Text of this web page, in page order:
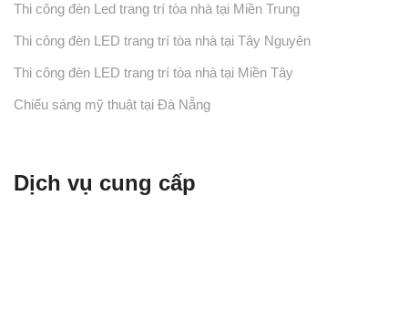
Thi công đèn Led trang trí tòa nhà tại Miền Trung
Thi công đèn LED trang trí tòa nhà tại Tây Nguyên
Thi công đèn LED trang trí tòa nhà tại Miền Tây
Chiếu sáng mỹ thuật tại Đà Nẵng
Dịch vụ cung cấp